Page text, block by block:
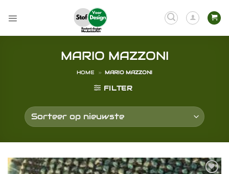
naar
MARIO MAZZONI
HOME » MARIO MAZZONI
FILTER